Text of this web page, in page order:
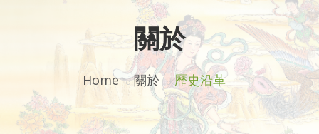
關於
Home 關於 歷史沿革